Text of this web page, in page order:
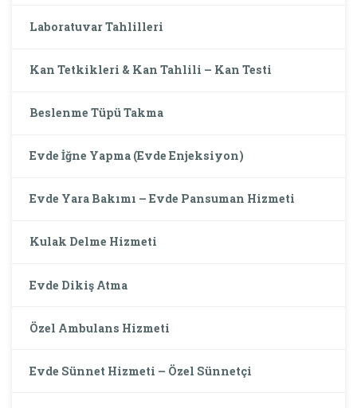
Laboratuvar Tahlilleri
Kan Tetkikleri & Kan Tahlili – Kan Testi
Beslenme Tüpü Takma
Evde İğne Yapma (Evde Enjeksiyon)
Evde Yara Bakımı – Evde Pansuman Hizmeti
Kulak Delme Hizmeti
Evde Dikiş Atma
Özel Ambulans Hizmeti
Evde Sünnet Hizmeti – Özel Sünnetçi